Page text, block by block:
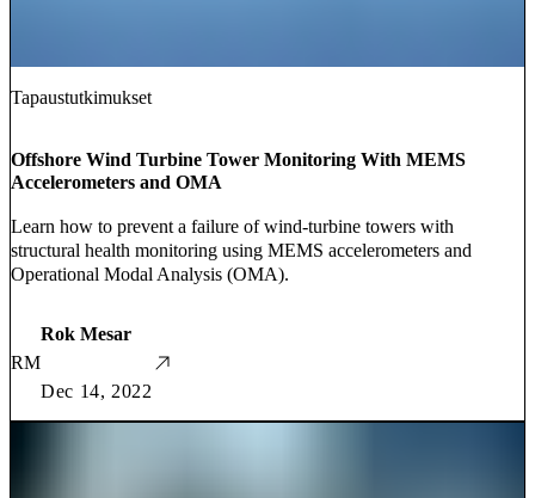
Tapaustutkimukset
Offshore Wind Turbine Tower Monitoring With MEMS
Accelerometers and OMA
Learn how to prevent a failure of wind-turbine towers with
structural health monitoring using MEMS accelerometers and
Operational Modal Analysis (OMA).
RM
Rok Mesar
Dec 14, 2022